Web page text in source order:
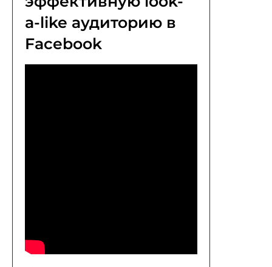
a-like аудиторию в
Facebook